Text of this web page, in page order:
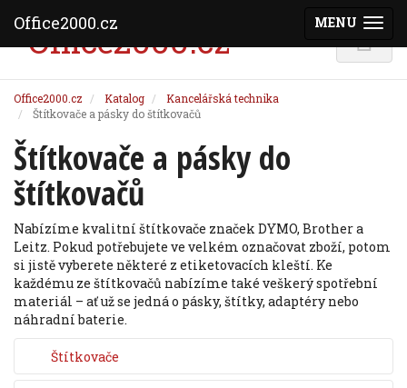
Office2000.cz Katalog
Kancelářská technika
Štítkovače a pásky do štítkovačů
Štítkovače a pásky do
štítkovačů
Nabízíme kvalitní štítkovače značek DYMO, Brother a
Leitz. Pokud potřebujete ve velkém označovat zboží, potom
si jistě vyberete některé z etiketovacích kleští. Ke
každému ze štítkovačů nabízíme také veškerý spotřební
materiál – ať už se jedná o pásky, štítky, adaptéry nebo
náhradní baterie.
Štítkovače
MENU
Office2000.cz